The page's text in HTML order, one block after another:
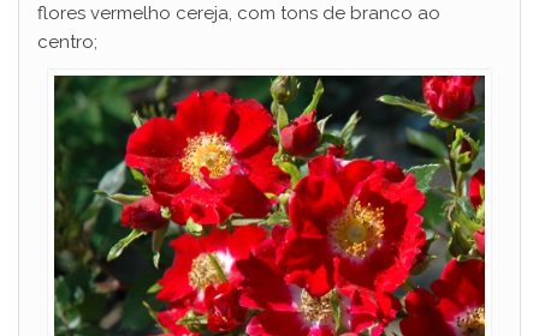
flores vermelho cereja, com tons de branco ao
centro;